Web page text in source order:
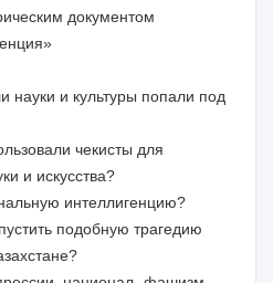
документом
науки и культуры попали под
чекисты для
и искусства?
интеллигенцию?
подобную трагедию